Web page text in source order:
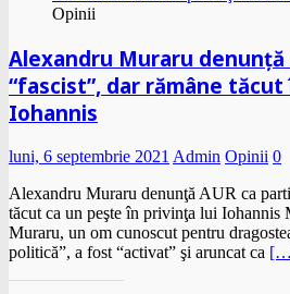
Opinii
Alexandru Muraru denunţă
“fascist”, dar rămâne
Iohannis
luni, 6 septembrie 2021 Admin Opinii 0
Alexandru Muraru denunţă AUR ca
tăcut ca un peşte în privinţa lui Iohannis
Muraru, un om cunoscut pentru
politică”, a fost “activat” şi aruncat ca